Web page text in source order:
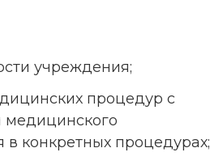
учреждения;
процедур с
медицинского
конкретных процедурах;